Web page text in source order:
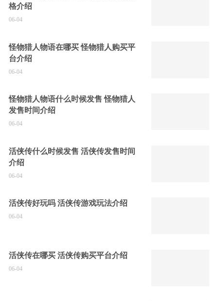
格介绍
06-04
怪物猎人物语在哪买 怪物猎人购买平
台介绍
06-04
怪物猎人物语什么时候发售 怪物猎人
发售时间介绍
06-04
活侠传什么时候发售 活侠传发售时间
介绍
06-04
活侠传好玩吗 活侠传游戏玩法介绍
06-04
活侠传在哪买 活侠传购买平台介绍
06-04